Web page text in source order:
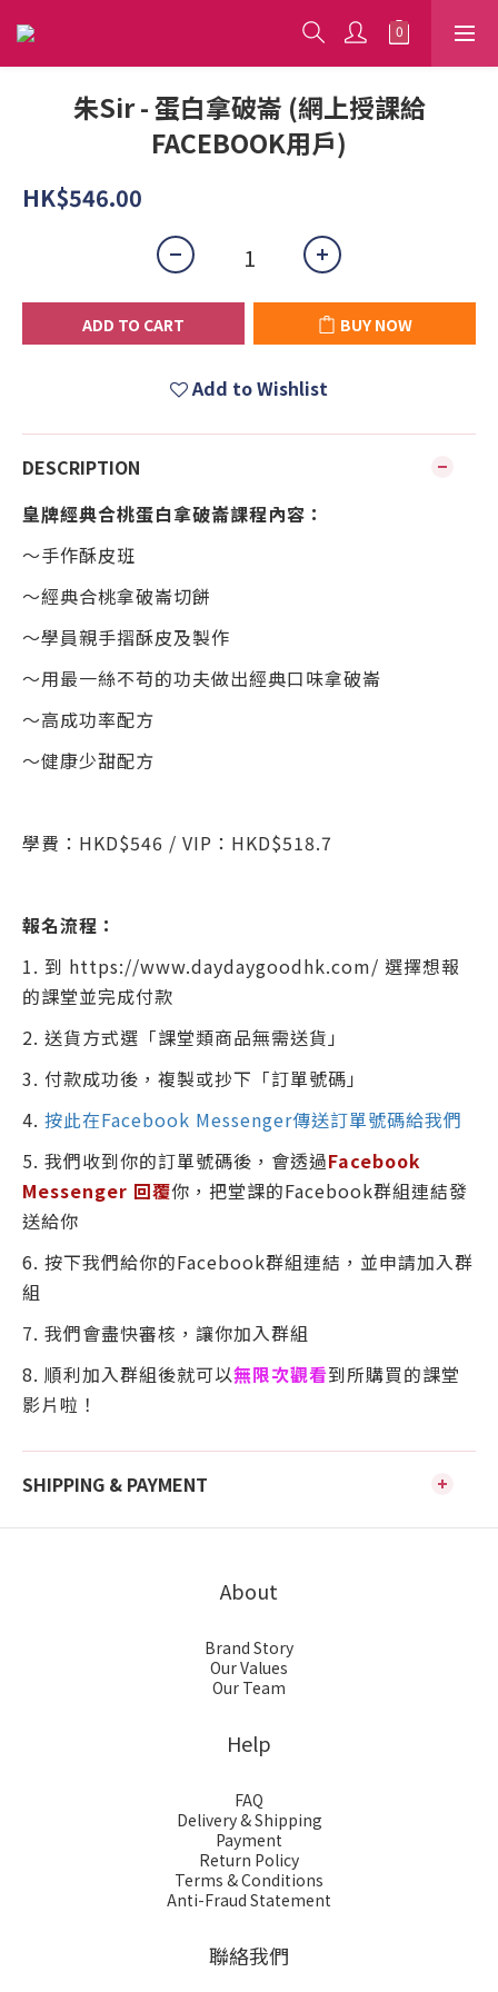
朱Sir - 蛋白拿破崙 (網上授課給
FACEBOOK用戶)
HK$546.00
ADD TO CART BUY NOW
Add to Wishlist
DESCRIPTION
皇牌經典合桃蛋白拿破崙課程內容：
～手作酥皮班
～經典合桃拿破崙切餅
～學員親手摺酥皮及製作
～用最一絲不苟的功夫做出經典口味拿破崙
～高成功率配方
～健康少甜配方
學費：HKD$546 / VIP：HKD$518.7
報名流程：
1. 到 https://www.daydaygoodhk.com/ 選擇想報
的課堂並完成付款
2. 送貨方式選「課堂類商品無需送貨」
3. 付款成功後，複製或抄下「訂單號碼」
4. 按此在Facebook Messenger傳送訂單號碼給我們
5. 我們收到你的訂單號碼後，會透過Facebook
Messenger 回覆你，把堂課的Facebook群組連結發
送給你
6. 按下我們給你的Facebook群組連結，並申請加入群
組
7. 我們會盡快審核，讓你加入群組
8. 順利加入群組後就可以無限次觀看到所購買的課堂
影片啦！
SHIPPING & PAYMENT
About
Brand Story
Our Values
Our Team
Help
FAQ
Delivery & Shipping
Payment
Return Policy
Terms & Conditions
Anti-Fraud Statement
聯絡我們